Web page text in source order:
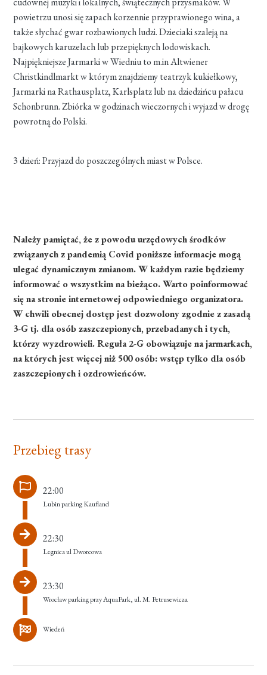
powietrzu unosi się zapach korzennie przyprawionego wina, a
także słychać gwar rozbawionych ludzi. Dzieciaki szaleją na
bajkowych karuzelach lub przepięknych lodowiskach.
Najpiękniejsze Jarmarki w Wiedniu to m.in Altwiener
Christkindlmarkt w którym znajdziemy teatrzyk kukiełkowy,
Jarmarki na Rathausplatz, Karlsplatz lub na dziedzińcu pałacu
Schonbrunn. Zbiórka w godzinach wieczornych i wyjazd w drogę
powrotną do Polski.
3 dzień: Przyjazd do poszczególnych miast w Polsce.
Należy pamiętać, że z powodu urzędowych środków
związanych z pandemią Covid poniższe informacje mogą
ulegać dynamicznym zmianom. W każdym razie będziemy
informować o wszystkim na bieżąco. Warto poinformować
się na stronie internetowej odpowiedniego organizatora.
W chwili obecnej dostęp jest dozwolony zgodnie z zasadą
3-G tj. dla osób zaszczepionych, przebadanych i tych,
którzy wyzdrowieli. Reguła 2-G obowiązuje na jarmarkach,
na których jest więcej niż 500 osób: wstęp tylko dla osób
zaszczepionych i ozdrowieńców.
Przebieg trasy
22:00
Lubin parking Kaufland
22:30
Legnica ul Dworcowa
23:30
Wrocław parking przy AquaPark, ul. M. Petrusewicza
Wiedeń